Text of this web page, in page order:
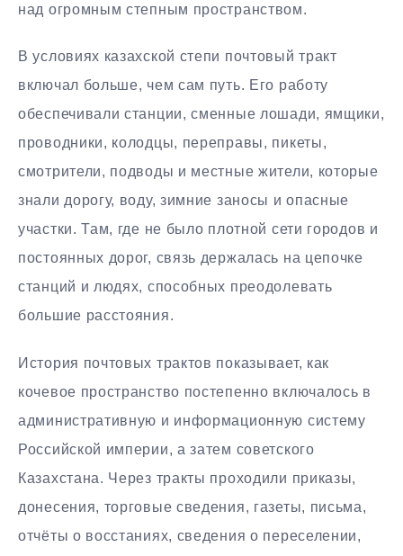
над огромным степным пространством.
В условиях казахской степи почтовый тракт
включал больше, чем сам путь. Его работу
обеспечивали станции, сменные лошади, ямщики,
проводники, колодцы, переправы, пикеты,
смотрители, подводы и местные жители, которые
знали дорогу, воду, зимние заносы и опасные
участки. Там, где не было плотной сети городов и
постоянных дорог, связь держалась на цепочке
станций и людях, способных преодолевать
большие расстояния.
История почтовых трактов показывает, как
кочевое пространство постепенно включалось в
административную и информационную систему
Российской империи, а затем советского
Казахстана. Через тракты проходили приказы,
донесения, торговые сведения, газеты, письма,
отчёты о восстаниях, сведения о переселении,